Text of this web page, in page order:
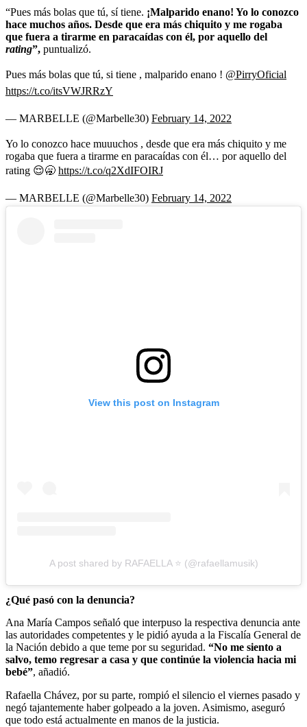
“Pues más bolas que tú, sí tiene. ¡Malparido enano! Yo lo conozco
hace muchos años. Desde que era más chiquito y me rogaba
que fuera a tirarme en paracaídas con él, por aquello del
rating”, puntualizó.
Pues más bolas que tú, si tiene , malparido enano ! @PirryOficial
https://t.co/itsVWJRRzY
— MARBELLE (@Marbelle30) February 14, 2022
Yo lo conozco hace muuuchos , desde que era más chiquito y me
rogaba que fuera a tirarme en paracaídas con él… por aquello del
rating 😌🥱 https://t.co/q2XdIFOIRJ
— MARBELLE (@Marbelle30) February 14, 2022
View this post on Instagram
A post shared by RAFAELLA ⭐️ (@rafaellamusik)
¿Qué pasó con la denuncia?
Ana María Campos señaló que interpuso la respectiva denuncia ante
las autoridades competentes y le pidió ayuda a la Fiscalía General de
la Nación debido a que teme por su seguridad. “No me siento a
salvo, temo regresar a casa y que continúe la violencia hacia mi
bebé”, añadió.
Rafaella Chávez, por su parte, rompió el silencio el viernes pasado y
negó tajantemente haber golpeado a la joven. Asimismo, aseguró
que todo está actualmente en manos de la justicia.